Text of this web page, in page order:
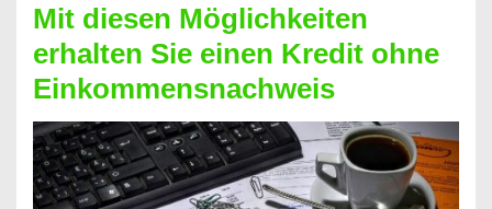
für
schnelle
Durchstarter
Mit diesen Möglichkeiten
erhalten Sie einen Kredit ohne
Einkommensnachweis